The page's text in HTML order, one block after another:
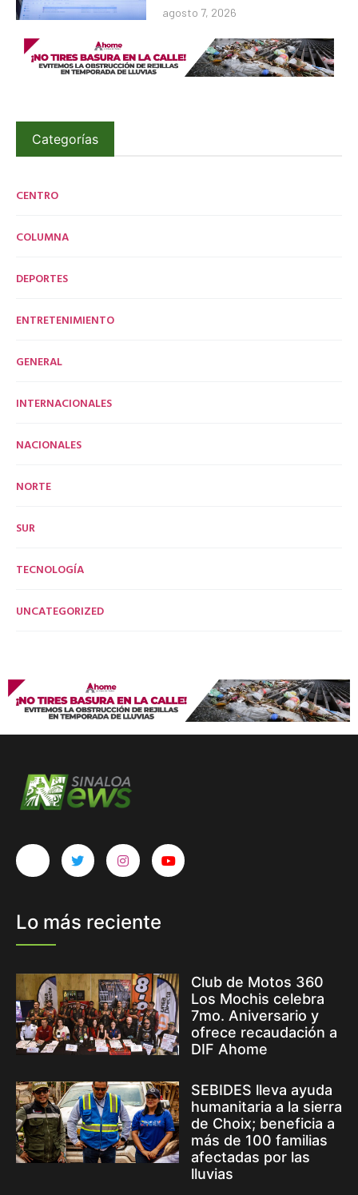
agosto 7, 2026
Categorías
CENTRO
COLUMNA
DEPORTES
ENTRETENIMIENTO
GENERAL
INTERNACIONALES
NACIONALES
NORTE
SUR
TECNOLOGÍA
UNCATEGORIZED
Lo más reciente
Club de Motos 360
Los Mochis celebra
7mo. Aniversario y
ofrece recaudación a
DIF Ahome
SEBIDES lleva ayuda
humanitaria a la sierra
de Choix; beneficia a
más de 100 familias
afectadas por las
lluvias